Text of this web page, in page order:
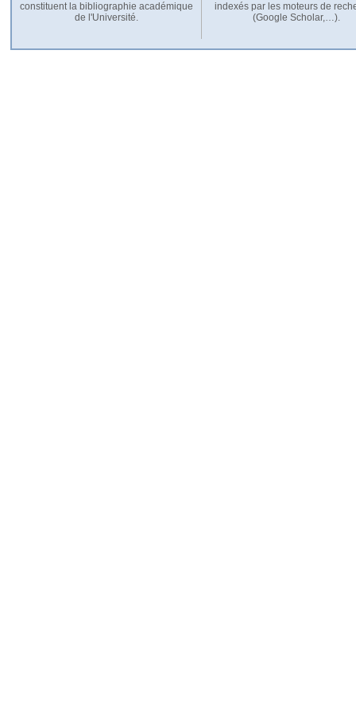
constituent la bibliographie académique
de l'Université.
indexés par les moteurs de
(Google Scholar,…).